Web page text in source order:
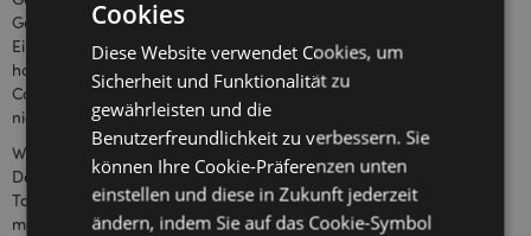
Geschenkeladen oder große
Einzelhandelskette haben, hier werden Sie
hochwertige Geschenkartikel zum Thema
Computerspiele, Technik und Musik, zu
niedrigen Großhandelspreisen finden.
Wir bieten lustige Spiel-Controller und Gitarre
Designs auf traditionelle Geschenke wie
Tassen und Spardosen, wir haben aber auch
mehrere, neue Technologie Geschenke
Fast Food
Cookies
Diese Website verwendet Cookies, um
Sicherheit und Funktionalität zu
gewährleisten und die
Benutzerfreundlichkeit zu verbessern. Sie
können Ihre Cookie-Präferenzen unten
einstellen und diese in Zukunft jederzeit
ändern, indem Sie auf das Cookie-Symbol